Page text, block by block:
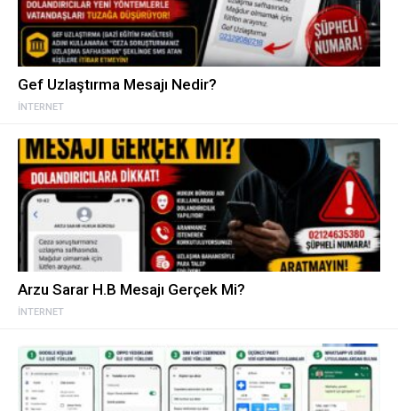
İNTERNET
Gef Uzlaştırma Mesajı Nedir?
İNTERNET
Arzu Sarar H.B Mesajı Gerçek Mi?